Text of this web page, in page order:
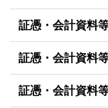
証憑・会計資料
証憑・会計資料
証憑・会計資料